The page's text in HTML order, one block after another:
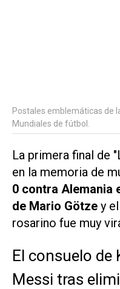
Postales emblemáticas de
Mundiales de fútbol.
La primera final de
en la memoria de
0 contra Alemania
de Mario Götze y
rosarino fue muy
El consuelo de
Messi tras